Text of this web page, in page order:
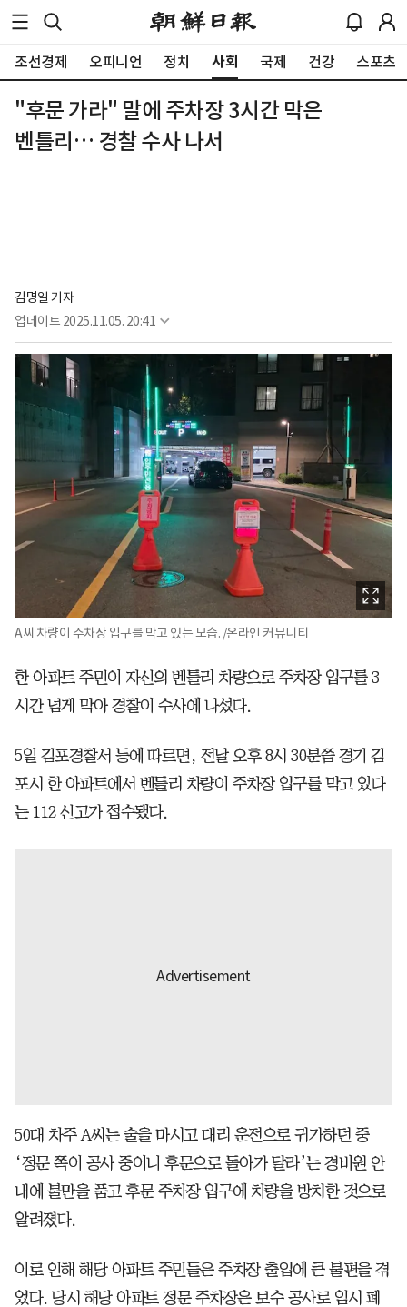
조선경제 오피니언 정치 사회 국제 건강 스포츠
"후문 가라" 말에 주차장 3시간 막은
벤틀리… 경찰 수사 나서
김명일 기자
업데이트 2025.11.05. 20:41
A씨 차량이 주차장 입구를 막고 있는 모습. /온라인 커뮤니티
한 아파트 주민이 자신의 벤틀리 차량으로 주차장 입구를 3
시간 넘게 막아 경찰이 수사에 나섰다.
5일 김포경찰서 등에 따르면, 전날 오후 8시 30분쯤 경기 김
포시 한 아파트에서 벤틀리 차량이 주차장 입구를 막고 있다
는 112 신고가 접수됐다.
50대 차주 A씨는 술을 마시고 대리 운전으로 귀가하던 중
‘정문 쪽이 공사 중이니 후문으로 돌아가 달라’는 경비원 안
내에 불만을 품고 후문 주차장 입구에 차량을 방치한 것으로
알려졌다.
이로 인해 해당 아파트 주민들은 주차장 출입에 큰 불편을 겪
었다. 당시 해당 아파트 정문 주차장은 보수 공사로 임시 폐